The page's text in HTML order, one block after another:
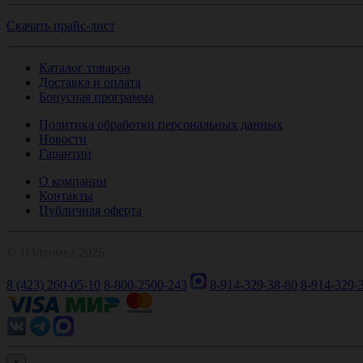
Скачать прайс-лист
Каталог товаров
Доставка и оплата
Бонусная программа
Политика обработки персональных данных
Новости
Гарантии
О компании
Контакты
Публичная оферта
8 (423) 260-05-10 8-800-2500-243 8-914-329-38-80 8-914-329-